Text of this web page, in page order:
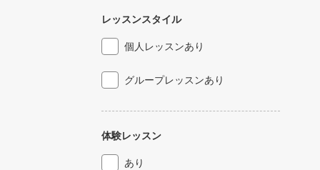
レッスンスタイル
個人レッスンあり
グループレッスンあり
体験レッスン
あり